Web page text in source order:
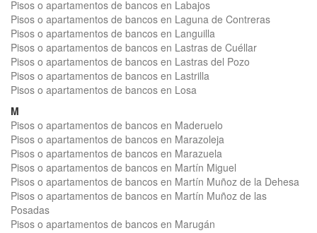
Pisos o apartamentos de bancos en Labajos
Pisos o apartamentos de bancos en Laguna de Contreras
Pisos o apartamentos de bancos en Languilla
Pisos o apartamentos de bancos en Lastras de Cuéllar
Pisos o apartamentos de bancos en Lastras del Pozo
Pisos o apartamentos de bancos en Lastrilla
Pisos o apartamentos de bancos en Losa
M
Pisos o apartamentos de bancos en Maderuelo
Pisos o apartamentos de bancos en Marazoleja
Pisos o apartamentos de bancos en Marazuela
Pisos o apartamentos de bancos en Martín Miguel
Pisos o apartamentos de bancos en Martín Muñoz de la Dehesa
Pisos o apartamentos de bancos en Martín Muñoz de las
Posadas
Pisos o apartamentos de bancos en Marugán